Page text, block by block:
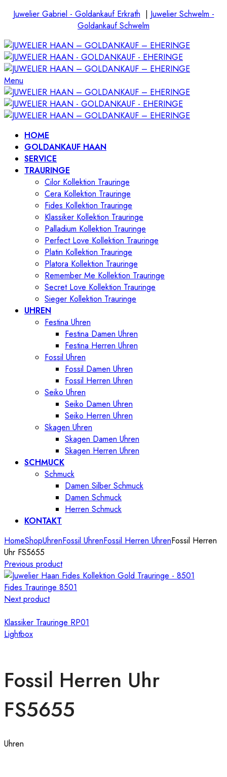
Juwelier Gabriel - Goldankauf Erkrath | Juwelier Schwelm -
Goldankauf Schwelm
Menu
HOME
GOLDANKAUF HAAN
SERVICE
TRAURINGE
Cilor Kollektion Trauringe
Cera Kollektion Trauringe
Fides Kollektion Trauringe
Klassiker Kollektion Trauringe
Palladium Kollektion Trauringe
Perfect Love Kollektion Trauringe
Platin Kollektion Trauringe
Platora Kollektion Trauringe
Remember Me Kollektion Trauringe
Secret Love Kollektion Trauringe
Sieger Kollektion Trauringe
UHREN
Festina Uhren
Festina Damen Uhren
Festina Herren Uhren
Fossil Uhren
Fossil Damen Uhren
Fossil Herren Uhren
Seiko Uhren
Seiko Damen Uhren
Seiko Herren Uhren
Skagen Uhren
Skagen Damen Uhren
Skagen Herren Uhren
SCHMUCK
Schmuck
Damen Silber Schmuck
Damen Schmuck
Herren Schmuck
KONTAKT
HomeShopUhrenFossil UhrenFossil Herren UhrenFossil Herren
Uhr FS5655
Previous product
Fides Trauringe 8501
Next product
Klassiker Trauringe RP01
Lightbox
Fossil Herren Uhr
FS5655
Uhren